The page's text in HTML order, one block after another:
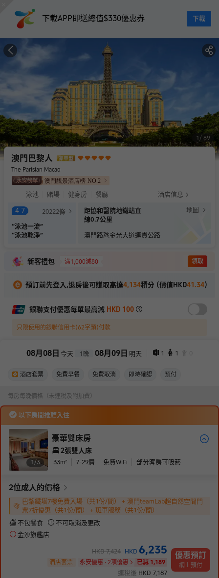
下載APP即送總值$330優惠券 下載
1 89
澳門巴黎人
The Parisian Macao
澳門靚景酒店榜 NO. 2
泳池 賭場 健身房 餐廳 酒店信息
4.7 20222條
“泳池一流”
“泳池乾淨”
距協和醫院地鐵站直
線0.7公里
地圖
澳門路氹金光大道連貫公路
新客禮包 滿1,000減80 領取
預訂前先登入,退房後可賺取高達4,134積分 (價值HKD41.34)
銀聯支付優惠每單最高減 HKD 100
只限使用的銀聯信用卡(62字頭)付款
08月 08 日 今天 1 晚 08月 09 日 明天 1 1
酒店套票 免費早餐 免費取消 即時確認 預付
每房每晚價格（未連稅及附加費）
以下房間推薦入住
1/3
豪華雙床房
2張雙人床
33m² 7-29層 免費WiFi 部分客房可吸菸
2位成人 的價格
巴黎鐵塔7樓免費入場（共1份/間） + 澳門teamLab超自然空間門
票7折優惠（共1份/間） + 班車服務（共1份/間）
不包餐食
不可取消及更改
金沙旗艦店
HKD7,424 HKD 6,235
永安優惠 · 2項優惠 已減 1,189
酒店套票
連稅後 HKD 7,187
優惠預訂
網上預付